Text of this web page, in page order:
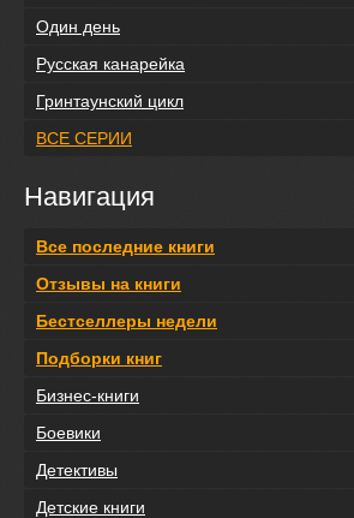
Один день
Русская канарейка
Гринтаунский цикл
ВСЕ СЕРИИ
Навигация
Все последние книги
Отзывы на книги
Бестселлеры недели
Подборки книг
Бизнес-книги
Боевики
Детективы
Детские книги